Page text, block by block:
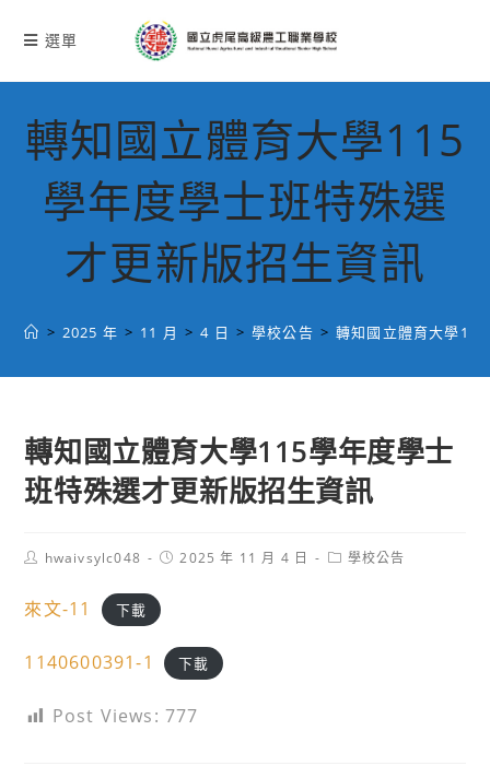
選單
轉知國立體育大學115
學年度學士班特殊選
才更新版招生資訊
> 2025 年 > 11 月 > 4 日 > 學校公告 > 轉知國立體育大學
轉知國立體育大學115學年度學士
班特殊選才更新版招生資訊
Posthwaivsylc048
Post2025 年 11 月 4 日
Post學校公告
來文-11 下載
1140600391-1 下載
Post Views: 777